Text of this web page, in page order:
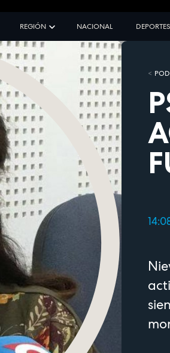
REGIÓN NACIONAL DEPORTES